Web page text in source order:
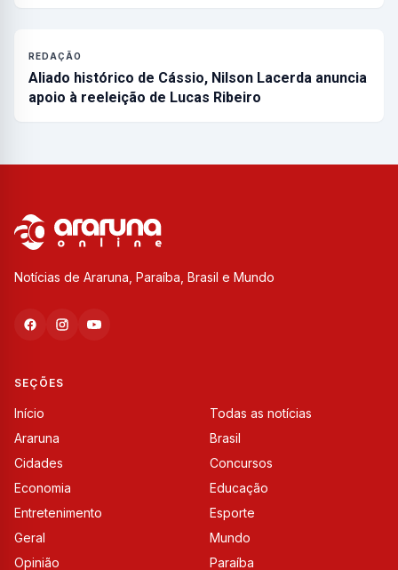
REDAÇÃO
Aliado histórico de Cássio, Nilson Lacerda anuncia
apoio à reeleição de Lucas Ribeiro
Notícias de Araruna, Paraíba, Brasil e Mundo
SEÇÕES
Início
Todas as notícias
Araruna
Brasil
Cidades
Concursos
Economia
Educação
Entretenimento
Esporte
Geral
Mundo
Opinião
Paraíba